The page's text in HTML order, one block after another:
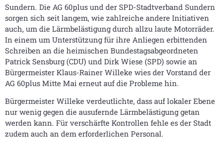
Sundern. Die AG 60plus und der SPD-Stadtverband Sundern
sorgen sich seit langem, wie zahlreiche andere Initiativen
auch, um die Lärmbelästigung durch allzu laute Motorräder.
In einem um Unterstützung für ihre Anliegen erbittenden
Schreiben an die heimischen Bundestagsabgeordneten
Patrick Sensburg (CDU) und Dirk Wiese (SPD) sowie an
Bürgermeister Klaus-Rainer Willeke wies der Vorstand der
AG 60plus Mitte Mai erneut auf die Probleme hin.
Bürgermeister Willeke verdeutlichte, dass auf lokaler Ebene
nur wenig gegen die ausufernde Lärmbelästigung getan
werden kann. Für verschärfte Kontrollen fehle es der Stadt
zudem auch an dem erforderlichen Personal.